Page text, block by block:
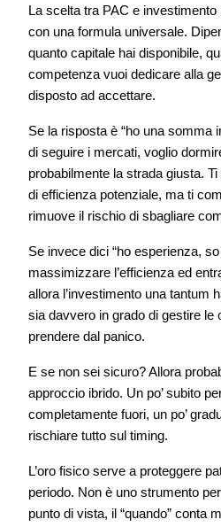
La scelta tra PAC e
con una formula universale.
quanto capitale hai disponibile,
competenza vuoi dedicare alla
disposto ad accettare.
Se la risposta è “ho una somma
di seguire i mercati, voglio
probabilmente la strada giusta.
di efficienza potenziale, ma ti
rimuove il rischio di sbagliare
Se invece dici “ho esperienza,
massimizzare l’efficienza ed
allora l’investimento una tantum
sia davvero in grado di gestire le
prendere dal panico.
E se non sei sicuro? Allora
approccio ibrido. Un po’ subito
completamente fuori, un po’
rischiare tutto sul timing.
L’oro fisico serve a proteggere
periodo. Non è uno strumento
punto di vista, il “quando” conta